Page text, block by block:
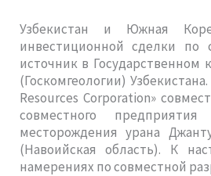
Узбекистан и Южная
инвестиционной сделки
источник в
(Госкомгеологии)
Resources Corporation»
совместного
месторождения урана
(Навоийская область). К
намерениях по совместной